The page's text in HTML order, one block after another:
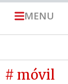
MENU
# móvil